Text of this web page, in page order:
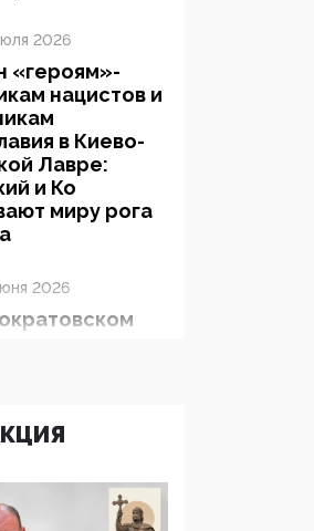
2026
«героям»-
нацистов и
в Киево-
Лавре:
и Ко
миру рога
2026
кровные
2026